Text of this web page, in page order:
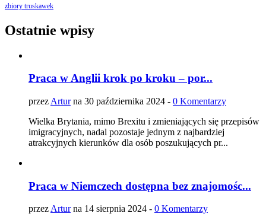
zbiory truskawek
Ostatnie wpisy
Praca w Anglii krok po kroku – por...
przez Arturna 30 października 2024 - 0 Komentarzy
Wielka Brytania, mimo Brexitu i zmieniających się przepisów
imigracyjnych, nadal pozostaje jednym z najbardziej
atrakcyjnych kierunków dla osób poszukujących pr...
Praca w Niemczech dostępna bez znajomośc...
przez Arturna 14 sierpnia 2024 - 0 Komentarzy